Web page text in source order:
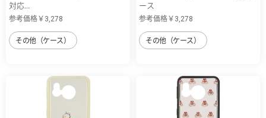
対応...
参考価格￥3,278
その他（ケース）
ース
参考価格￥3,278
その他（ケース）